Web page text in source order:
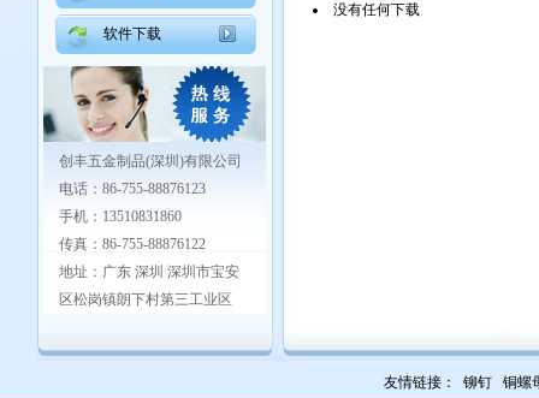
软件下载
创丰五金制品(深圳)有限公司
电话：86-755-88876123
手机：13510831860
传真：86-755-88876122
地址：广东 深圳 深圳市宝安
区松岗镇朗下村第三工业区
没有任何下载
友情链接： 铆钉 铜螺